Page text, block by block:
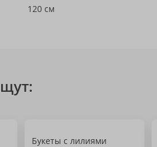
120 см
Букеты с лилиями